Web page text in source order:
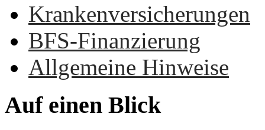
Krankenversicherungen
BFS-Finanzierung
Allgemeine Hinweise
Auf einen Blick